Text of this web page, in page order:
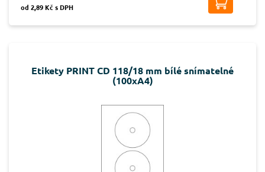
od 2,89 Kč s DPH
Etikety PRINT CD 118/18 mm bílé snímatelné
(100xA4)